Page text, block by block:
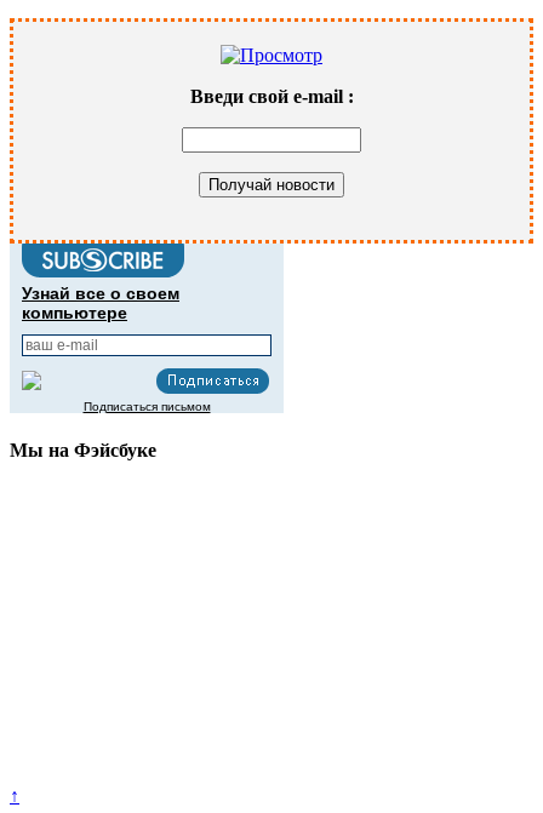
Введи свой e-mail :
Узнай все о своем
компьютере
Подписаться письмом
Мы на Фэйсбуке
↑